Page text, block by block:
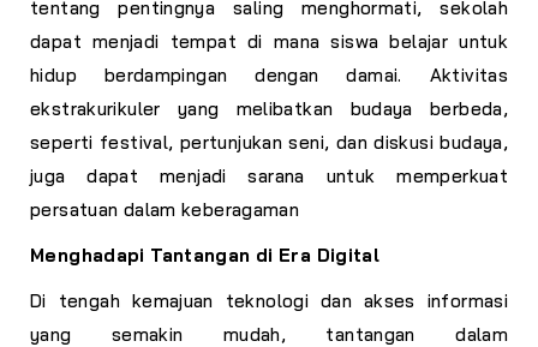
tentang pentingnya saling menghormati, sekolah
dapat menjadi tempat di mana siswa belajar untuk
hidup berdampingan dengan damai. Aktivitas
ekstrakurikuler yang melibatkan budaya berbeda,
seperti festival, pertunjukan seni, dan diskusi budaya,
juga dapat menjadi sarana untuk memperkuat
persatuan dalam keberagaman
Menghadapi Tantangan di Era Digital
Di tengah kemajuan teknologi dan akses informasi
yang semakin mudah, tantangan dalam